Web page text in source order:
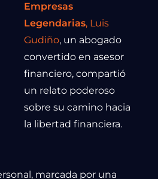
Empresas
Legendarias, Luis
Gudiño, un abogado
convertido en asesor
financiero, compartió
un relato poderoso
sobre su camino hacia
la libertad financiera.
marcada por una